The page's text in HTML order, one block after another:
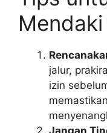
jalur,
izin